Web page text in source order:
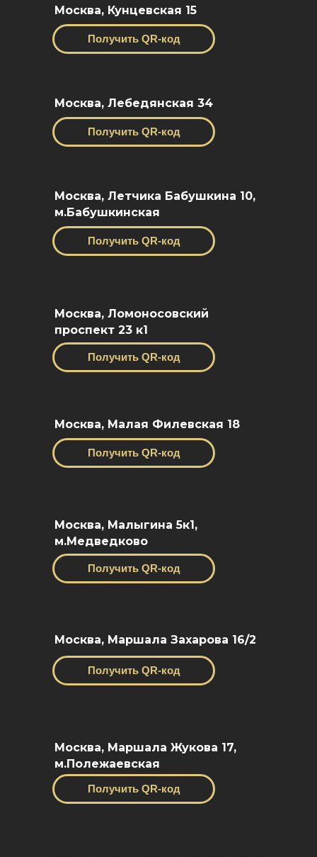
Москва, Кунцевская 15
Получить QR-код
Москва, Лебедянская 34
Получить QR-код
Москва, Летчика Бабушкина 10,
м.Бабушкинская
Получить QR-код
Москва, Ломоносовский
проспект 23 к1
Получить QR-код
Москва, Малая Филевская 18
Получить QR-код
Москва, Малыгина 5к1,
м.Медведково
Получить QR-код
Москва, Маршала Захарова 16/2
Получить QR-код
Москва, Маршала Жукова 17,
м.Полежаевская
Получить QR-код